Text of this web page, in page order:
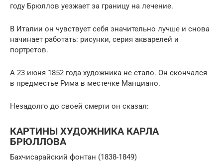
году Брюллов уезжает за границу на лечение.
В Италии он чувствует себя значительно лучше и снова
начинает работать: рисунки, серия акварелей и
портретов.
А 23 июня 1852 года художника не стало. Он скончался
в предместье Рима в местечке Манциано.
Незадолго до своей смерти он сказал:
КАРТИНЫ ХУДОЖНИКА КАРЛА
БРЮЛЛОВА
Бахчисарайский фонтан (1838-1849)